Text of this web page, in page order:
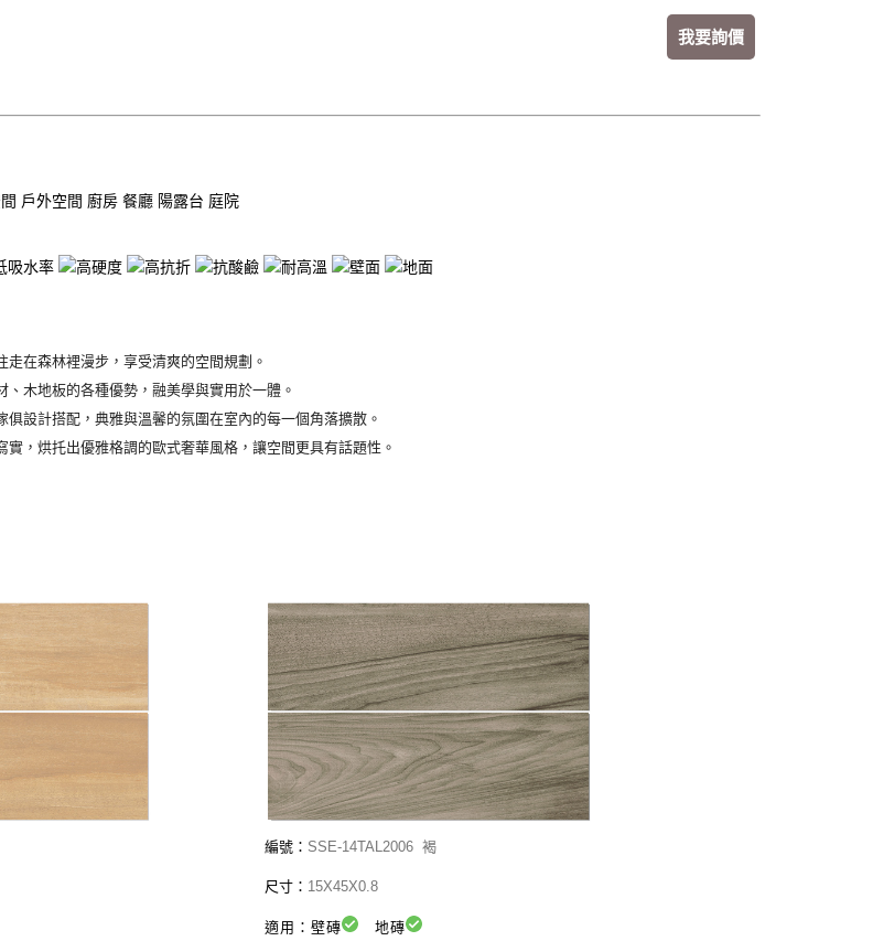
我要詢價
戶外空間 廚房餐廳 陽露台 庭院
走在森林裡漫步，享受清爽的空間規劃。
、木地板的各種優勢，融美學與實用於一體。
俱設計搭配，典雅與溫馨的氛圍在室內的每一個角落擴散。
，烘托出優雅格調的歐式奢華風格，讓空間更具有話題性。
編號： SSE-14TAL2006 褐
尺寸： 15X45X0.8
適用：壁磚 地磚